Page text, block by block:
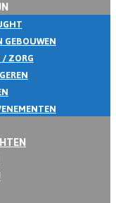
GEBOUWEN
ZORG